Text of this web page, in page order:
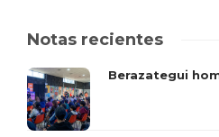
Notas recientes
Berazategui